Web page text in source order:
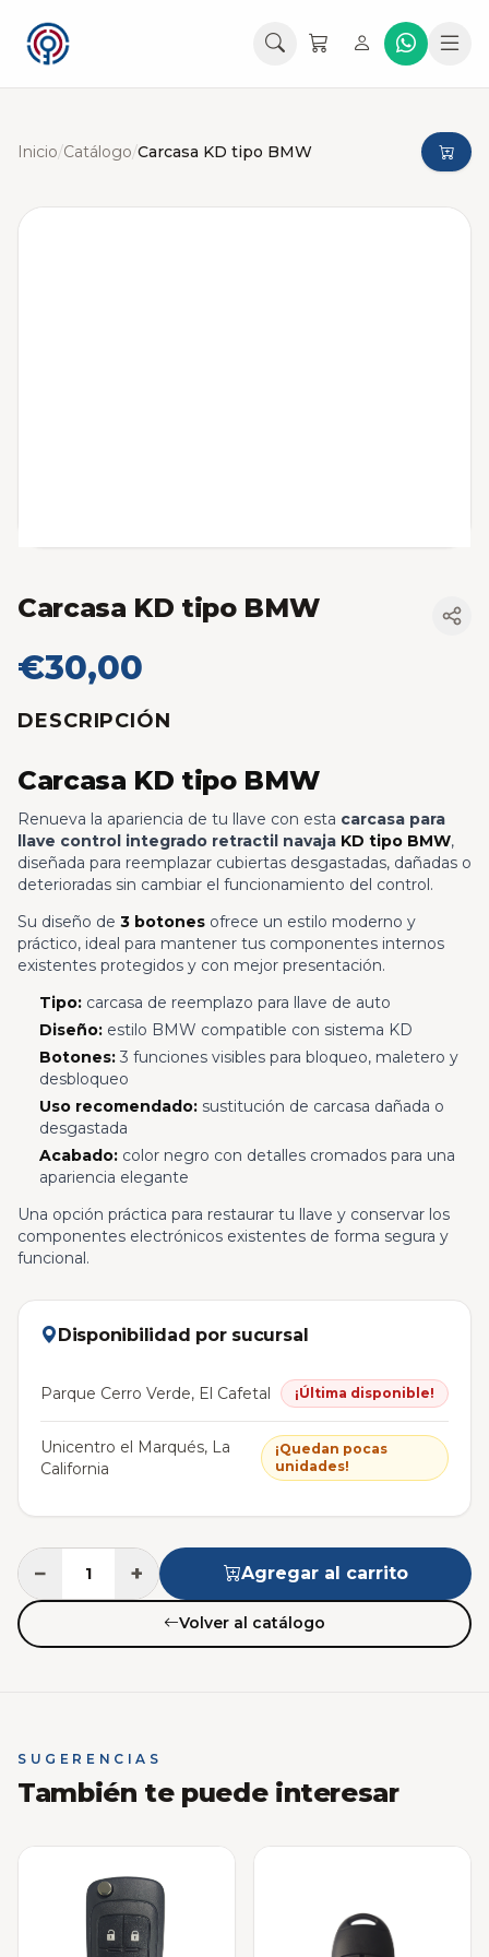
Inicio/Catálogo/Carcasa KD tipo BMW
Carcasa KD tipo BMW
€30,00
DESCRIPCIÓN
Carcasa KD tipo BMW
Renueva la apariencia de tu llave con esta carcasa para
llave control integrado retractil navaja KD tipo BMW,
diseñada para reemplazar cubiertas desgastadas, dañadas o
deterioradas sin cambiar el funcionamiento del control.
Su diseño de 3 botones ofrece un estilo moderno y
práctico, ideal para mantener tus componentes internos
existentes protegidos y con mejor presentación.
Tipo:carcasa de reemplazo para llave de auto
Diseño:estilo BMW compatible con sistema KD
Botones:3 funciones visibles para bloqueo, maletero y
desbloqueo
Uso recomendado:sustitución de carcasa dañada o
desgastada
Acabado:color negro con detalles cromados para una
apariencia elegante
Una opción práctica para restaurar tu llave y conservar los
componentes electrónicos existentes de forma segura y
funcional.
Disponibilidad por sucursal
Parque Cerro Verde, El Cafetal ¡Última disponible!
Unicentro el Marqués, La
California
¡Quedan pocas
unidades!
− + Agregar al carrito
Volver al catálogo
SUGERENCIAS
También te puede interesar